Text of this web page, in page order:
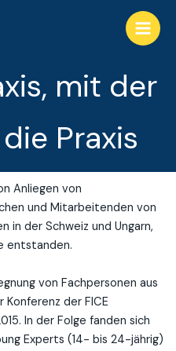
mit der
Praxis
Anliegen von
und Mitarbeitenden von
in der Schweiz und Ungarn,
entstanden.
von Fachpersonen aus
Konferenz der FICE
In der Folge fanden sich
Experts (14- bis 24-jährig)